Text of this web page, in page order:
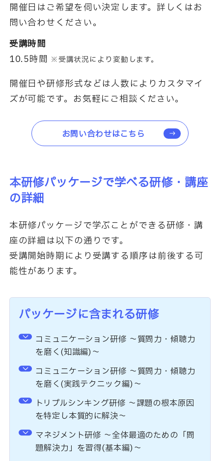
開催日はご希望を伺い決定します。詳しくはお
問い合わせください。
受講時間
10.5時間 ※受講状況により変動します。
開催日や研修形式などは人数によりカスタマイ
ズが可能です。お気軽にご相談ください。
お問い合わせはこちら
本研修パッケージで学べる研修・講座
の詳細
本研修パッケージで学ぶことができる研修・講
座の詳細は以下の通りです。
受講開始時期により受講する順序は前後する可
能性があります。
パッケージに含まれる研修
コミュニケーション研修 ～質問力・傾聴力
を磨く(知識編)～
コミュニケーション研修 ～質問力・傾聴力
を磨く(実践テクニック編)～
トリプルシンキング研修 ～課題の根本原因
を特定し本質的に解決～
マネジメント研修 ～全体最適のための「問
題解決力」を習得(基本編)～